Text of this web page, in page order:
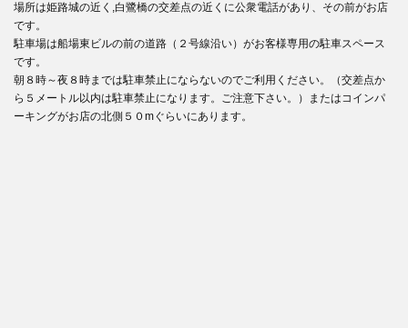
場所は姫路城の近く,白鷺橋の交差点の近くに公衆電話があり、その前がお店
です。
駐車場は船場東ビルの前の道路（２号線沿い）がお客様専用の駐車スペース
です。
朝８時～夜８時までは駐車禁止にならないのでご利用ください。（交差点か
ら５メートル以内は駐車禁止になります。ご注意下さい。）またはコインパ
ーキングがお店の北側５０mぐらいにあります。